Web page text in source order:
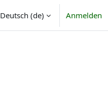
Deutsch ‎(de)‎ Anmelden